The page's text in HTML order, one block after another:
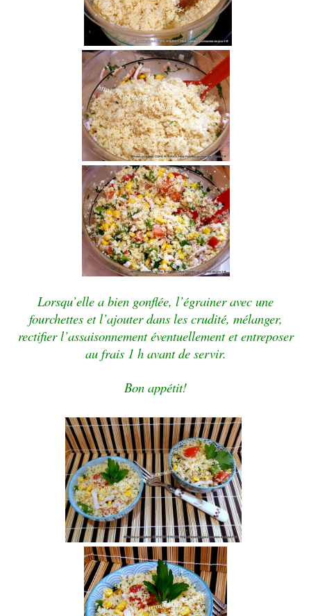
Lorsqu’elle a bien gonflée, l’égrainer avec une
fourchettes et l’ajouter dans les crudité, mélanger,
rectifier l’assaisonnement éventuellement et entreposer
au frais 1 h avant de servir.
Bon appétit!